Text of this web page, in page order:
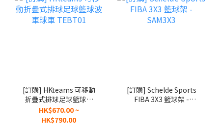
[訂購] HKteams 可移動
折疊式排球足球籃球波
車球車 TEBT01
HK$670.00 ~
HK$790.00
[訂購] Schelde Sports
FIBA 3X3 籃球架 -